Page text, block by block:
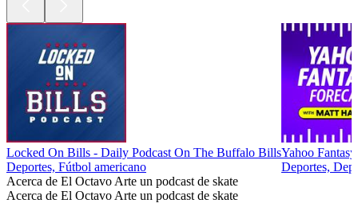
Locked On Bills - Daily Podcast On The Buffalo Bills
Deportes, Fútbol americano
Yahoo
Deportes,
Acerca de El Octavo Arte un podcast de skate
Acerca de El Octavo Arte un podcast de skate